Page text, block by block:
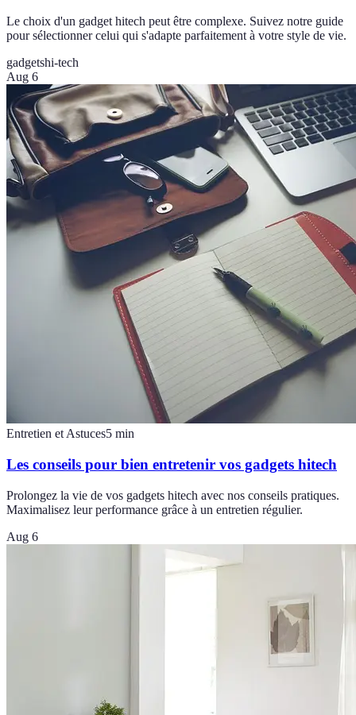
Le choix d'un gadget hitech peut être complexe. Suivez notre guide
pour sélectionner celui qui s'adapte parfaitement à votre style de vie.
gadgetshi-tech
Aug 6
Entretien et Astuces5 min
Les conseils pour bien entretenir vos gadgets hitech
Prolongez la vie de vos gadgets hitech avec nos conseils pratiques.
Maximalisez leur performance grâce à un entretien régulier.
Aug 6